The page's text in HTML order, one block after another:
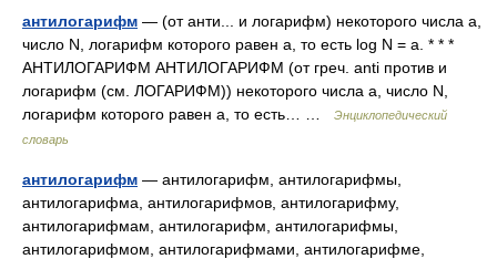
антилогарифм — (от анти... и логарифм) некоторого числа а,
число N, логарифм которого равен а, то есть log N = а. * * *
АНТИЛОГАРИФМ АНТИЛОГАРИФМ (от греч. anti против и
логарифм (см. ЛОГАРИФМ)) некоторого числа а, число N,
логарифм которого равен а, то есть… …
Энциклопедический
словарь
антилогарифм — антилогарифм, антилогарифмы,
антилогарифма, антилогарифмов, антилогарифму,
антилогарифмам, антилогарифм, антилогарифмы,
антилогарифмом, антилогарифмами, антилогарифме,